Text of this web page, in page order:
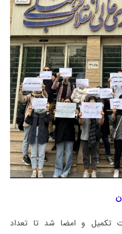
تکمیل و امضا شد تا تعداد